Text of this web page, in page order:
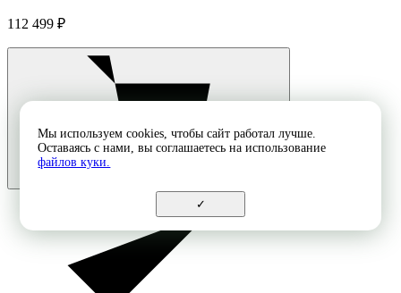
112 499 ₽
Мы используем cookies, чтобы сайт работал лучше.
Оставаясь с нами, вы соглашаетесь на использование
файлов куки.
✓